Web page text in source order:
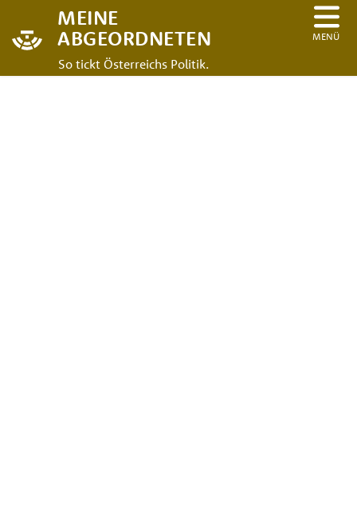
MEINE
ABGEORDNETEN
So tickt Österreichs Politik.
MENÜ